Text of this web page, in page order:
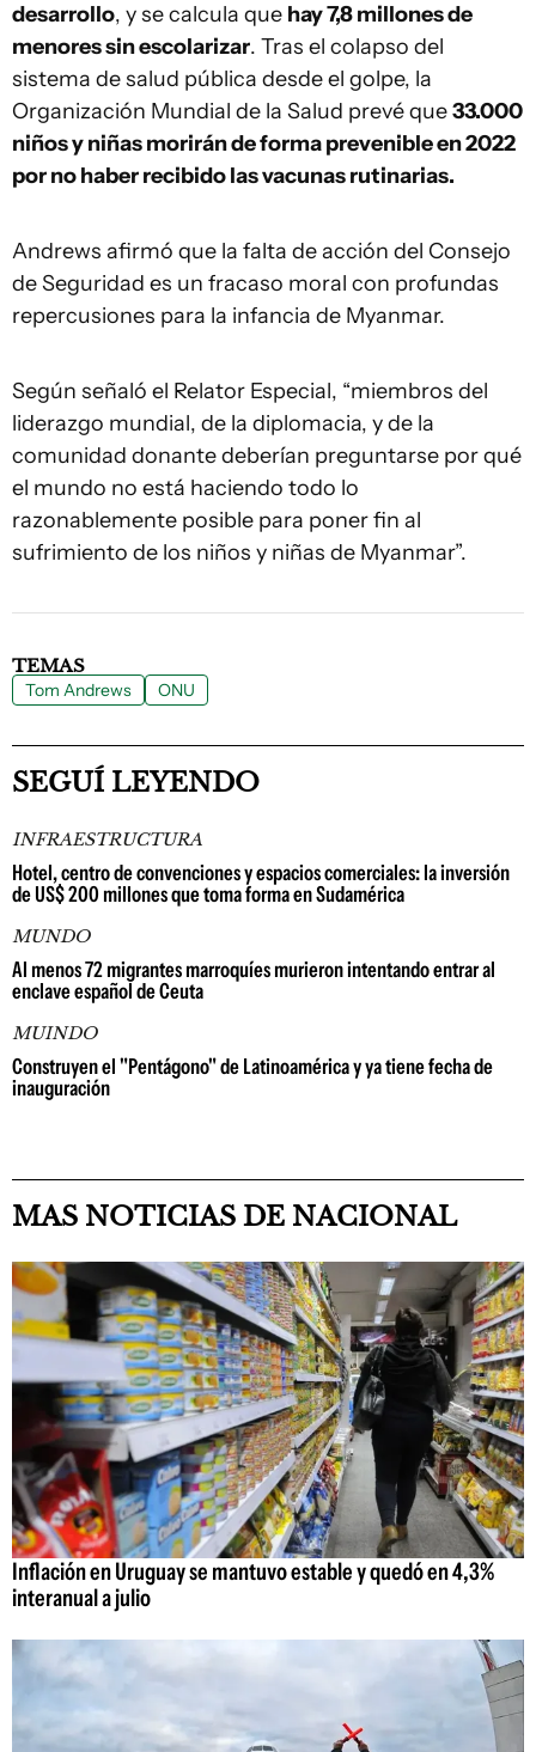
desarrollo, y se calcula que hay 7,8 millones de
menores sin escolarizar. Tras el colapso del
sistema de salud pública desde el golpe, la
Organización Mundial de la Salud prevé que33.000
niños y niñas morirán de forma prevenible en 2022
por no haber recibido las vacunas rutinarias.
Andrews afirmó que la falta de acción del Consejo
de Seguridad es un fracaso moral con profundas
repercusiones para la infancia de Myanmar.
Según señaló el Relator Especial, “miembros del
liderazgo mundial, de la diplomacia, y de la
comunidad donante deberían preguntarse por qué
el mundo no está haciendo todo lo
razonablemente posible para poner fin al
sufrimiento de los niños y niñas de Myanmar”.
TEMAS
Tom Andrews ONU
SEGUÍ LEYENDO
INFRAESTRUCTURA
Hotel, centro de convenciones y espacios comerciales: la inversión
de US$ 200 millones que toma forma en Sudamérica
MUNDO
Al menos 72 migrantes marroquíes murieron intentando entrar al
enclave español de Ceuta
MUINDO
Construyen el "Pentágono" de Latinoamérica y ya tiene fecha de
inauguración
MAS NOTICIAS DE NACIONAL
Inflación en Uruguay se mantuvo estable y quedó en 4,3%
interanual a julio